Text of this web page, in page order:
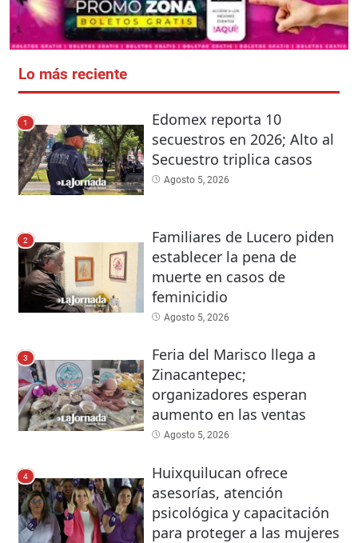
Lo más reciente
1
Edomex reporta 10
secuestros en 2026; Alto al
Secuestro triplica casos
Agosto 5, 2026
2
Familiares de Lucero piden
establecer la pena de
muerte en casos de
feminicidio
Agosto 5, 2026
3
Feria del Marisco llega a
Zinacantepec;
organizadores esperan
aumento en las ventas
Agosto 5, 2026
4
Huixquilucan ofrece
asesorías, atención
psicológica y capacitación
para proteger a las mujeres